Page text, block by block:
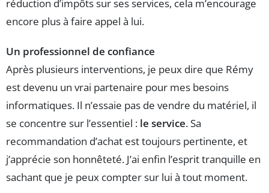
réduction d’impôts sur ses services, cela m’encourage
encore plus à faire appel à lui.
Un professionnel de confiance
Après plusieurs interventions, je peux dire que Rémy
est devenu un vrai partenaire pour mes besoins
informatiques. Il n’essaie pas de vendre du matériel, il
se concentre sur l’essentiel : le service. Sa
recommandation d’achat est toujours pertinente, et
j’apprécie son honnêteté. J’ai enfin l’esprit tranquille en
sachant que je peux compter sur lui à tout moment.